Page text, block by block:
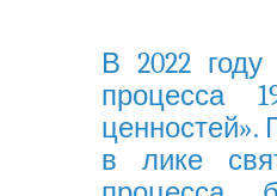
В 2022 году
процесса
ценностей».
в лике